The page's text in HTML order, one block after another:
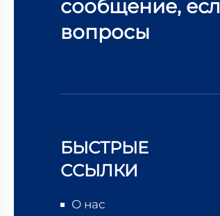
сообщение,
вопросы
БЫСТРЫЕ
ССЫЛКИ
О нас